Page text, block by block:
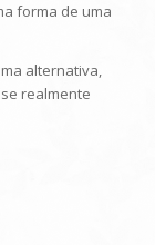
forma de uma
alternativa,
realmente